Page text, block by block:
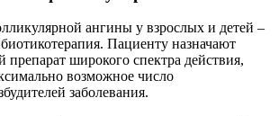
ангины у взрослых и детей –
Пациенту назначают
препарат широкого спектра действия,
возможное число
заболевания.